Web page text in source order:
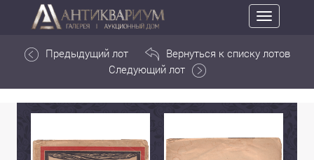
Toggle
navigation
Предыдущий лот
Вернуться к списку лотов
Следующий лот